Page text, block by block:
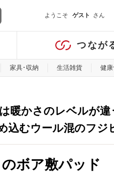
ようこそ ゲスト さん
つなが
家具･収納 生活雑貨 健康
暖かさのレベルが違
込むウール混のフジ
ボア敷パッド